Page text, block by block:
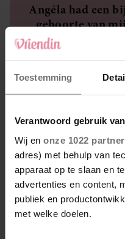
Toestemming
Verantwoord gebruik
Wij en onze 1022
adres) met behulp van
apparaat op te slaan en
advertenties en content,
publiek en
met welke doelen.
Angéla had een
geboorte van